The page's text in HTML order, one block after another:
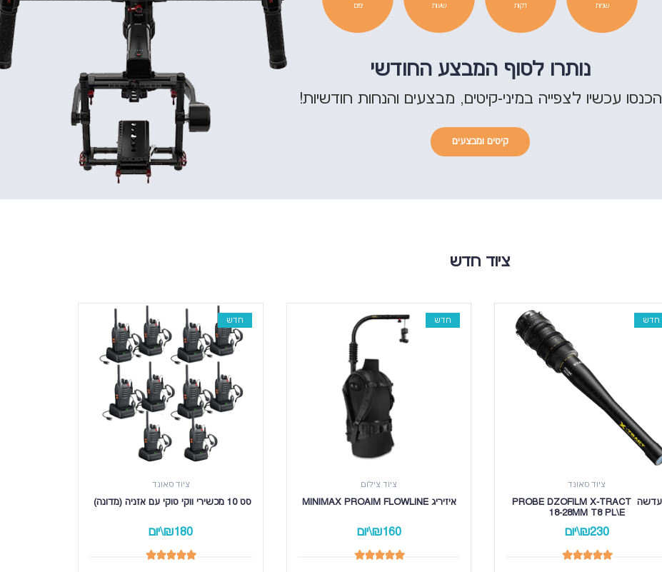
ימים שעות דקות שניות
נותרו לסוף המבצע החודשי
הכנסו עכשיו לצפייה במיני-קיטים, מבצעים והנחות חודשיות!
קיטים ומבצעים
ציוד חדש
חדש
ציוד סאונד
עדשה PROBE DZOFILM X-TRACT
18-28MM T8 PL\E
₪230\יום
חדש
ציוד צילום
איזיריג MINIMAX PROAIM FLOWLINE
₪160\יום
חדש
ציוד סאונד
סט 10 מכשירי ווקי טוקי עם אזניה (מדונה)
₪180\יום